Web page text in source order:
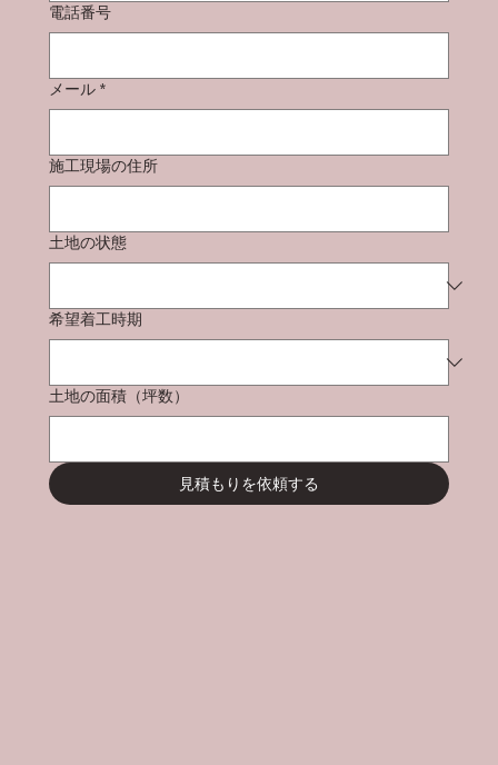
電話番号
メール *
施工現場の住所
土地の状態
希望着工時期
土地の面積（坪数）
見積もりを依頼する